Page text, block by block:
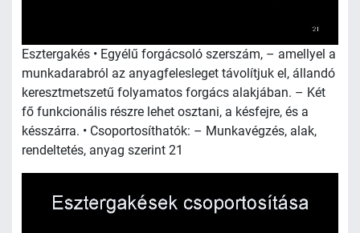
Esztergakés • Egyélű forgácsoló szerszám, – amellyel a
munkadarabról az anyagfelesleget távolítjuk el, állandó
keresztmetszetű folyamatos forgács alakjában. – Két
fő funkcionális részre lehet osztani, a késfejre, és a
késszárra. • Csoportosíthatók: – Munkavégzés, alak,
rendeltetés, anyag szerint 21